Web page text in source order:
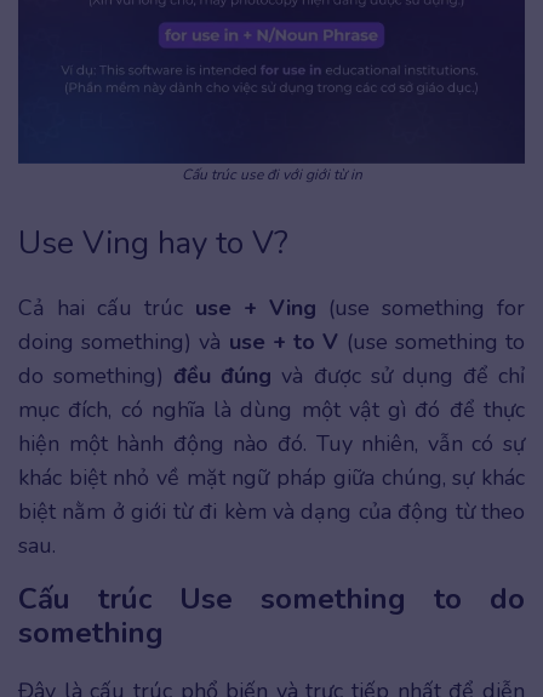
Cấu trúc use đi với giới từ in
Use Ving hay to V?
Cả hai cấu trúc use + Ving (use something for
doing something) và use + to V (use something to
do something) đều đúng và được sử dụng để chỉ
mục đích, có nghĩa là dùng một vật gì đó để thực
hiện một hành động nào đó. Tuy nhiên, vẫn có sự
khác biệt nhỏ về mặt ngữ pháp giữa chúng, sự khác
biệt nằm ở giới từ đi kèm và dạng của động từ theo
sau.
Cấu trúc Use something to do
something